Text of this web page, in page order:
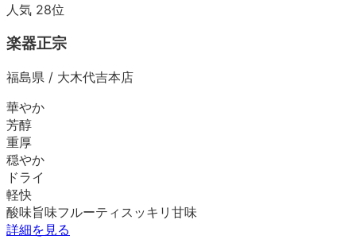
人気 28位
楽器正宗
福島県 / 大木代吉本店
華やか
芳醇
重厚
穏やか
ドライ
軽快
酸味旨味フルーティ スッキリ 甘味
詳細を見る